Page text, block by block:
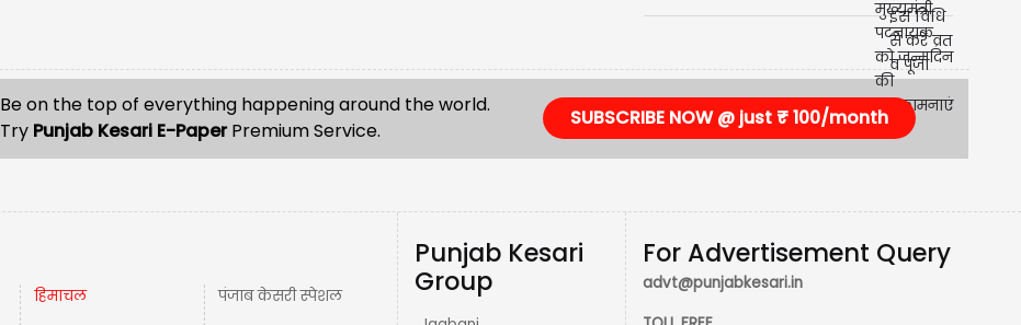
Be on the top of everything happening around the world.
Try Punjab Kesari E-PaperPremium Service.
SUBSCRIBE NOW @ just ₹ 100/month
हिमाचल पंजाब केसरी स्पेशल
Punjab Kesari
Group
For Advertisement Query
advt@punjabkesari.in